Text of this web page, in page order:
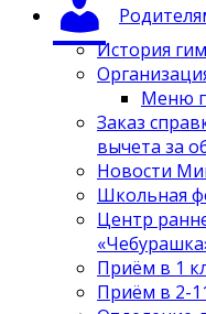
История
Меню
Заказ
вычета за
Новости
Школьная
Центр
Приём в 1
Приём в 2-